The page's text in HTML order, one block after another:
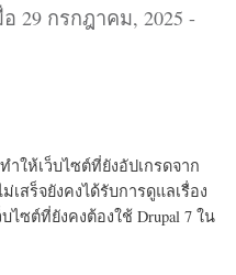
อ 29 กรกฎาคม, 2025 -
ำให้เว็บไซต์ที่ยังอัปเกรดจาก
ม่เสร็จยังคงได้รับการดูแลเรื่อง
ซต์ที่ยังคงต้องใช้ Drupal 7 ใน